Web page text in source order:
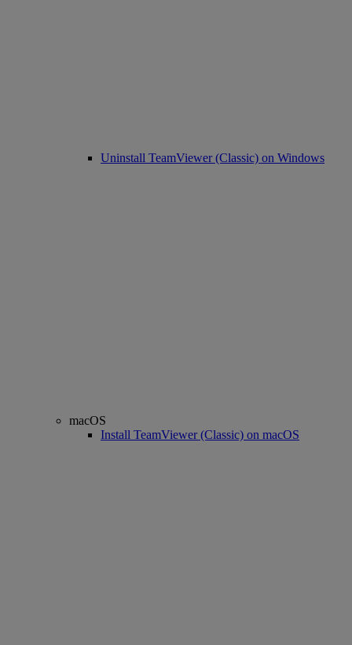
Uninstall TeamViewer (Classic) on Windows
macOS
Install TeamViewer (Classic) on macOS